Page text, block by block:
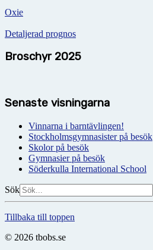
Oxie
Detaljerad prognos
Broschyr 2025
Senaste visningarna
Vinnarna i barntävlingen!
Stockholmsgymnasister på besök
Skolor på besök
Gymnasier på besök
Söderkulla International School
Sök
Tillbaka till toppen
© 2026 tbobs.se